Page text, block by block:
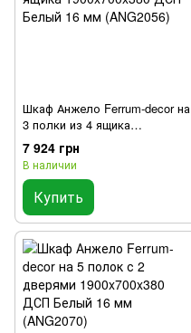
Шкаф Анжело Ferrum-decor на
3 полки из 4 ящика
1900x700x380 ДСП Белый 16
мм (ANG2056)
7 924 грн
В наличии
Купить